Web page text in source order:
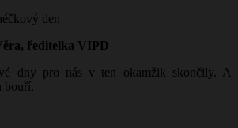
den
ředitelka VIPD
dny pro nás v ten okamžik skončily. A
bouří.